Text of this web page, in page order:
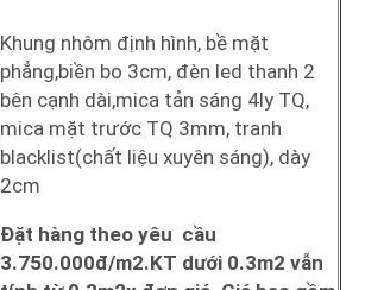
Khung nhôm định hình, bề mặt
phẳng,biền bo 3cm, đèn led thanh 2
bên cạnh dài,mica tản sáng 4ly TQ,
mica mặt trước TQ 3mm, tranh
blacklist(chất liệu xuyên sáng), dày
2cm
Đặt hàng theo yêu cầu
3.750.000đ/m2.KT dưới 0.3m2 vẫn